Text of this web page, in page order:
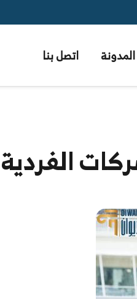
المدونة اتصل بنا
الفردية